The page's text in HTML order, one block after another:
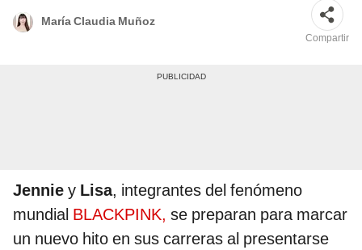
María Claudia Muñoz
Compartir
Jennie y Lisa, integrantes del fenómeno
mundial BLACKPINK, se preparan para marcar
un nuevo hito en sus carreras al presentarse